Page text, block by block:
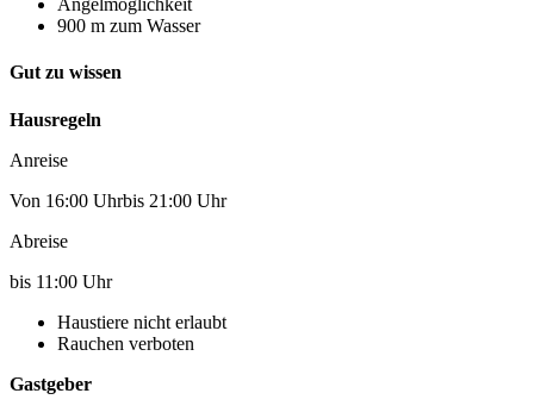
Angelmöglichkeit
900 m zum Wasser
Gut zu wissen
Hausregeln
Anreise
Von 16:00 Uhrbis 21:00 Uhr
Abreise
bis 11:00 Uhr
Haustiere nicht erlaubt
Rauchen verboten
Gastgeber